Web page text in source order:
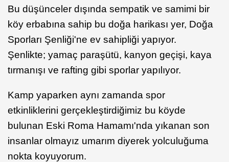
Bu düşünceler dışında sempatik ve samimi bir
köy erbabına sahip bu doğa harikası yer, Doğa
Sporları Şenliği'ne ev sahipliği yapıyor.
Şenlikte; yamaç paraşütü, kanyon geçişi, kaya
tırmanışı ve rafting gibi sporlar yapılıyor.
Kamp yaparken aynı zamanda spor
etkinliklerini gerçekleştirdiğimiz bu köyde
bulunan Eski Roma Hamamı'nda yıkanan son
insanlar olmayız umarım diyerek yolculuğuma
nokta koyuyorum.